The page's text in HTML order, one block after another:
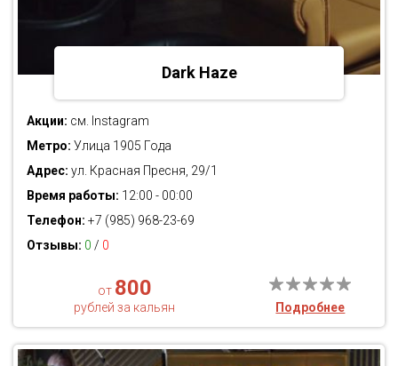
Dark Haze
Акции: см. Instagram
Метро: Улица 1905 Года
Адрес: ул. Красная Пресня, 29/1
Время работы: 12:00 - 00:00
Телефон: +7 (985) 968-23-69
Отзывы: 0 / 0
от 800
рублей за кальян Подробнее